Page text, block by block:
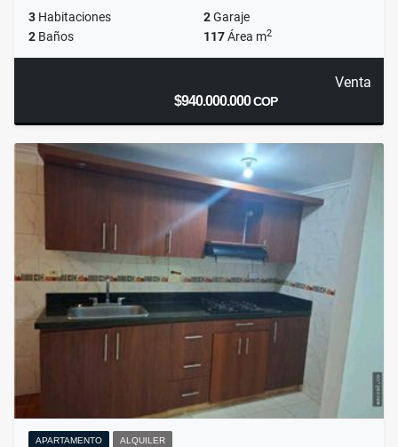
3 Habitaciones 2Garaje
2 Baños 117Área m2
Venta
$940.000.000COP
APARTAMENTO ALQUILER